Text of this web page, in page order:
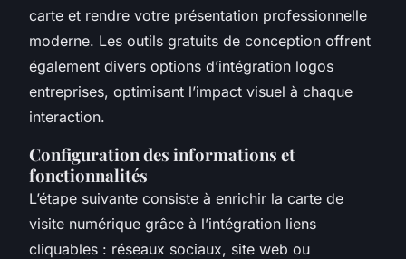
carte et rendre votre présentation professionnelle
moderne. Les outils gratuits de conception offrent
également divers options d’intégration logos
entreprises, optimisant l’impact visuel à chaque
interaction.
Configuration des informations et
fonctionnalités
L’étape suivante consiste à enrichir la carte de
visite numérique grâce à l’intégration liens
cliquables : réseaux sociaux, site web ou